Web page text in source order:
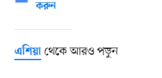
করুন
এশিয়াথেকে আরও পড়ুন